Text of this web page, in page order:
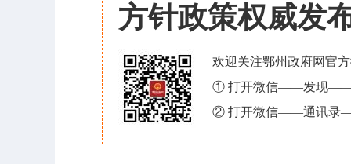
方针政策权威发
欢迎关注鄂州政府网官
① 打开微信——发现——
② 打开微信——通讯录